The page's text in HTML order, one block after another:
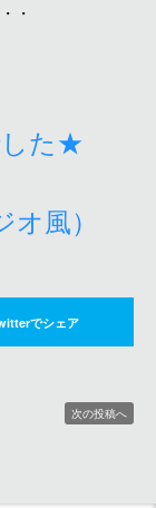
・
した★
風）
でシェア
次の投稿へ